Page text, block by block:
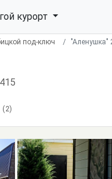
курорт
под-ключ "Аленушка"
2)